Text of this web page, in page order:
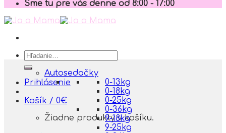
Sme tu pre vás denne od 8:00 - 17:00
Hľadať:
Prihlásenie
Košík / 0€
Žiadne produkty v košíku.
Autosedačky
0-13kg
0-18kg
0-25kg
0-36kg
9-18kg
9-25kg